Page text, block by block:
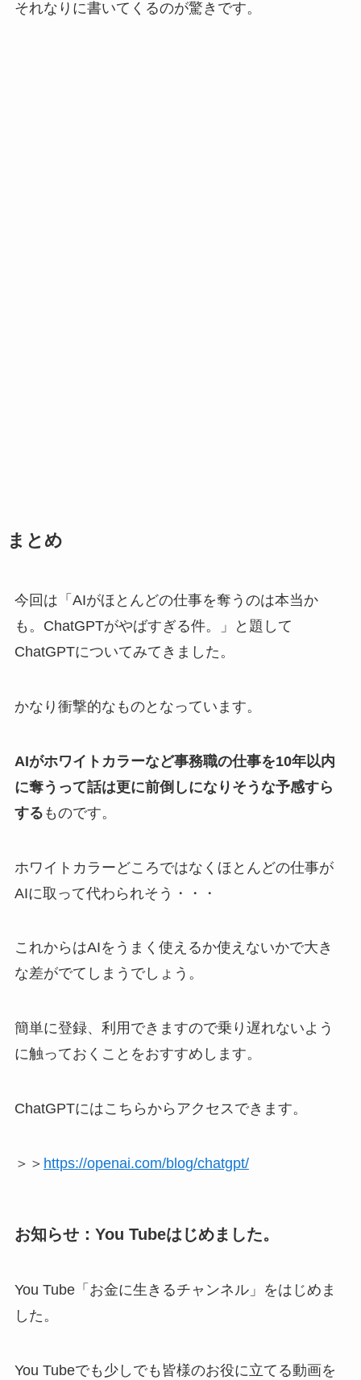
それなりに書いてくるのが驚きです。
まとめ
今回は「AIがほとんどの仕事を奪うのは本当か
も。ChatGPTがやばすぎる件。」と題して
ChatGPTについてみてきました。
かなり衝撃的なものとなっています。
AIがホワイトカラーなど事務職の仕事を10年以内
に奪うって話は更に前倒しになりそうな予感すら
する ものです。
ホワイトカラーどころではなくほとんどの仕事が
AIに取って代わられそう・・・
これからはAIをうまく使えるか使えないかで大き
な差がでてしまうでしょう。
簡単に登録、利用できますので乗り遅れないよう
に触っておくことをおすすめします。
ChatGPTにはこちらからアクセスできます。
＞＞ https://openai.com/blog/chatgpt/
お知らせ：You Tubeはじめました。
You Tube「お金に生きるチャンネル」をはじめま
した。
You Tubeでも少しでも皆様のお役に立てる動画を